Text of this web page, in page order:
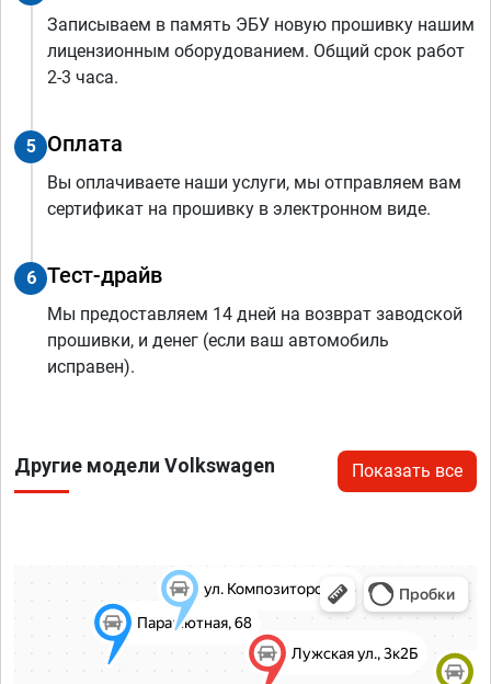
Записываем в память ЭБУ новую прошивку нашим
лицензионным оборудованием. Общий срок работ
2-3 часа.
5 Оплата
Вы оплачиваете наши услуги, мы отправляем вам
сертификат на прошивку в электронном виде.
6 Тест-драйв
Мы предоставляем 14 дней на возврат заводской
прошивки, и денег (если ваш автомобиль
исправен).
Другие модели Volkswagen Показать все